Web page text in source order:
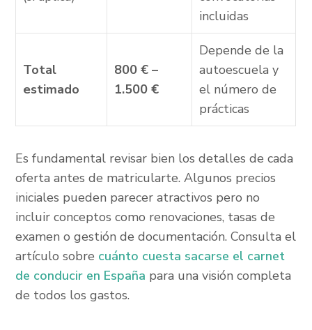
incluidas
Total
estimado
800 € –
1.500 €
Depende de la
autoescuela y
el número de
prácticas
Es fundamental revisar bien los detalles de cada
oferta antes de matricularte. Algunos precios
iniciales pueden parecer atractivos pero no
incluir conceptos como renovaciones, tasas de
examen o gestión de documentación. Consulta el
artículo sobre cuánto cuesta sacarse el carnet
de conducir en España para una visión completa
de todos los gastos.